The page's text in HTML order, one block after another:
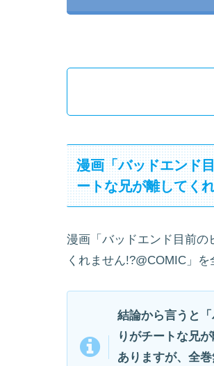
漫画「バッドエンド
ートな兄が離してく
漫画「バッドエンド目前の
くれません!?@COMIC」
結論から言うと
りがチートな兄
ありますが、全